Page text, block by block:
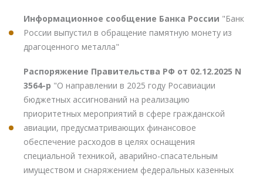
Информационное сообщение Банка России "Банк
России выпустил в обращение памятную монету из
драгоценного металла"
Распоряжение Правительства РФ от 02.12.2025 N
3564-р "О направлении в 2025 году Росавиации
бюджетных ассигнований на реализацию
приоритетных мероприятий в сфере гражданской
авиации, предусматривающих финансовое
обеспечение расходов в целях оснащения
специальной техникой, аварийно-спасательным
имуществом и снаряжением федеральных казенных